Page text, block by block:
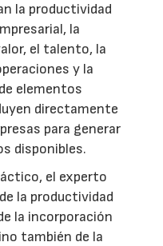
la productividad
la
el talento, la
y la
elementos
directamente
para generar
disponibles.
el experto
la productividad
la incorporación
también de la